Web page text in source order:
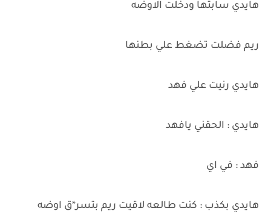
هايدي سابتها ودخلت الاوضه
ريم فضلت تضغط علي بطنها
هايدي رنيت علي فهد
هايدي : الحقني يافهد
فهد : في اي
هايدي بكذب : كنت طالعه لاقيت ريم بتسر*ق اوضه